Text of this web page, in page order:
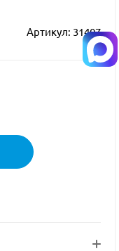
Артикул: 31407